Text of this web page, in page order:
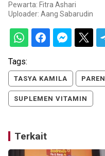
Pewarta: Fitra Ashari
Uploader: Aang Sabarudin
Tags:
TASYA KAMILA
SUPLEMEN VITAMIN
Terkait